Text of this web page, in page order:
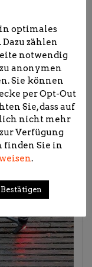
optimales
zählen
notwendig
anonymen
Sie können
per Opt-Out
Sie, dass auf
nicht mehr
Verfügung
finden Sie in
.
Bestätigen